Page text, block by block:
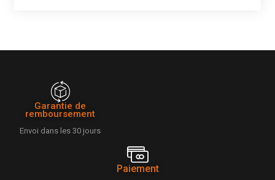
Garantie de
remboursement
Envoi dans les 30 jours
Paiement